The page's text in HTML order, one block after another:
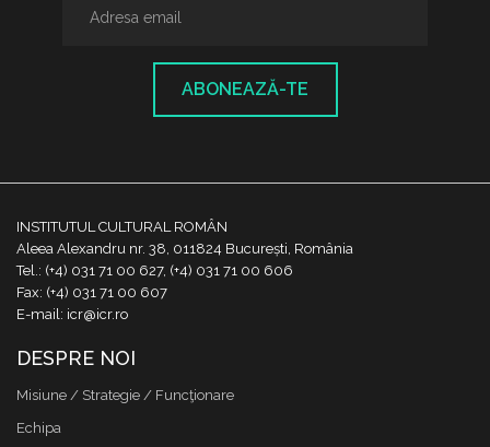
ABONEAZĂ-TE
INSTITUTUL CULTURAL ROMÂN
Aleea Alexandru nr. 38, 011824 București, România
Tel.: (+4) 031 71 00 627, (+4) 031 71 00 606
Fax: (+4) 031 71 00 607
E-mail: icr@icr.ro
DESPRE NOI
Misiune / Strategie / Funcţionare
Echipa